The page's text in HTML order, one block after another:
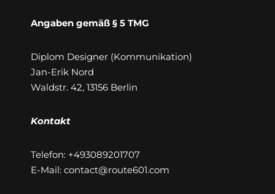
Angaben gemäß § 5 TMG
Diplom Designer (Kommunikation)
Jan-Erik Nord
Waldstr. 42, 13156 Berlin
Kontakt
Telefon: +493089201707
E-Mail: contact@route601.com